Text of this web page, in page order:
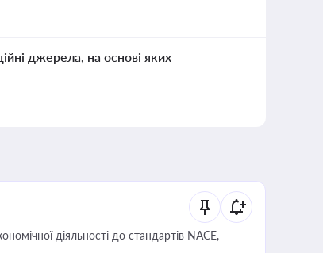
джерела, на основі яких
діяльності до стандартів NACE,